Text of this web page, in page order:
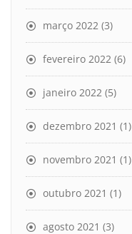
março 2022 (3)
fevereiro 2022 (6)
janeiro 2022 (5)
dezembro 2021 (1)
novembro 2021 (1)
outubro 2021 (1)
agosto 2021 (3)